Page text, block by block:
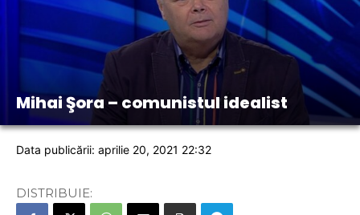
Mihai Şora – comunistul idealist
Data publicării: aprilie 20, 2021 22:32
DISTRIBUIE: